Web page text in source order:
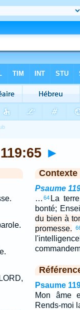
►
Contexte
Psaume
… 64 La
bonté;
du bien à
promesse.
Psaume
Mon âme
Rends-moi